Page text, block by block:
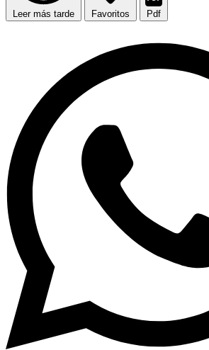
Leer más tarde Favoritos Pdf